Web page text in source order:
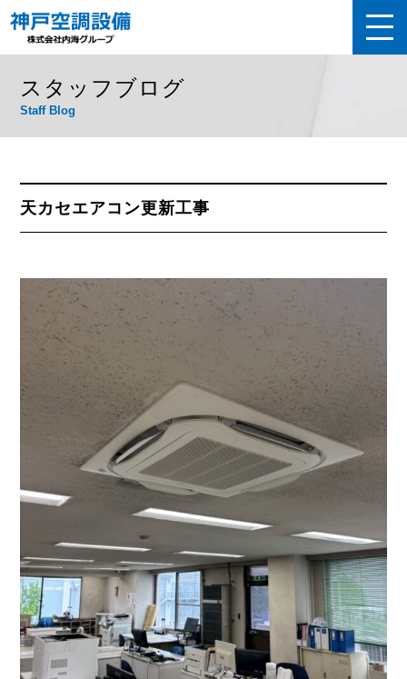
スタッフブログ
Staff Blog
天カセエアコン更新工事